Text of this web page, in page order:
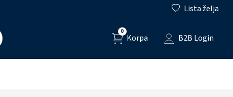
Lista želja
0
Korpa B2B Login